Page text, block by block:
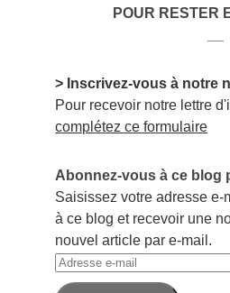
POUR RESTER
> Inscrivez-vous à notre
Pour recevoir notre lettre
complétez ce formulaire
Abonnez-vous à ce blog
Saisissez votre adresse
à ce blog et recevoir une
nouvel article par e-mail.
Adresse
e-